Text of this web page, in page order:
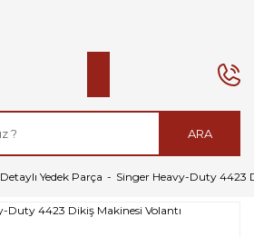
ARA
Detaylı Yedek Parça Singer Heavy-Duty 4423